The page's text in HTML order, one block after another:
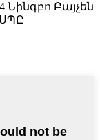
Նինգբո Բայչեն
ՍՊԸ